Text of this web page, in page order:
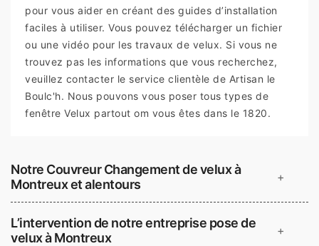
pour vous aider en créant des guides d’installation
faciles à utiliser. Vous pouvez télécharger un fichier
ou une vidéo pour les travaux de velux. Si vous ne
trouvez pas les informations que vous recherchez,
veuillez contacter le service clientèle de Artisan le
Boulc'h. Nous pouvons vous poser tous types de
fenêtre Velux partout om vous êtes dans le 1820.
Notre Couvreur Changement de velux à
Montreux et alentours
+
L’intervention de notre entreprise pose de
velux à Montreux
+